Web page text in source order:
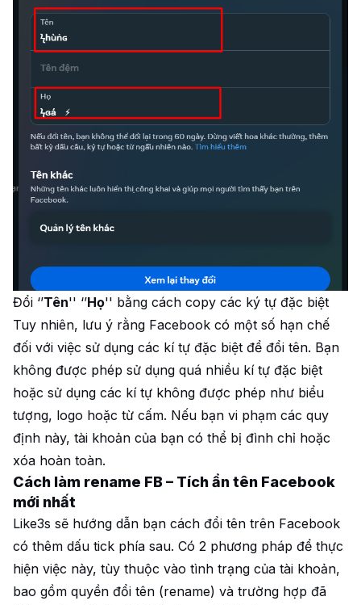
Đổi ‘’Tên'' ‘’Họ'' bằng cách copy các ký tự đặc biệt
Tuy nhiên, lưu ý rằng Facebook có một số hạn chế
đối với việc sử dụng các kí tự đặc biệt để đổi tên. Bạn
không được phép sử dụng quá nhiều kí tự đặc biệt
hoặc sử dụng các kí tự không được phép như biểu
tượng, logo hoặc từ cấm. Nếu bạn vi phạm các quy
định này, tài khoản của bạn có thể bị đình chỉ hoặc
xóa hoàn toàn.
Cách làm rename FB – Tích ẩn tên Facebook
mới nhất
Like3s sẽ hướng dẫn bạn cách đổi tên trên Facebook
có thêm dấu tick phía sau. Có 2 phương pháp để thực
hiện việc này, tùy thuộc vào tình trạng của tài khoản,
bao gồm quyền đổi tên (rename) và trường hợp đã